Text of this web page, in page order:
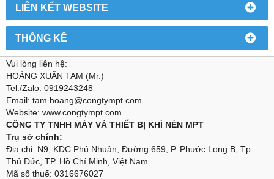
LIÊN KẾT WEBSITE
THỐNG KÊ
Vui lòng liên hệ:
HOÀNG XUÂN TAM (Mr.)
Tel./Zalo: 0919243248
Email: tam.hoang@congtympt.com
Website: www.congtympt.com
CÔNG TY TNHH MÁY VÀ THIẾT BỊ KHÍ NÉN MPT
Trụ sở chính:
Địa chỉ: N9, KDC Phú Nhuận, Đường 659, P. Phước Long B, Tp.
Thủ Đức, TP. Hồ Chí Minh, Việt Nam
Mã số thuế: 0316676027